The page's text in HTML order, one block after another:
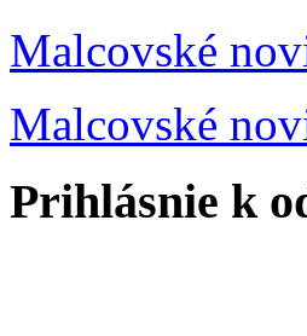
Malcovské
Malcovské
Prihlásnie k